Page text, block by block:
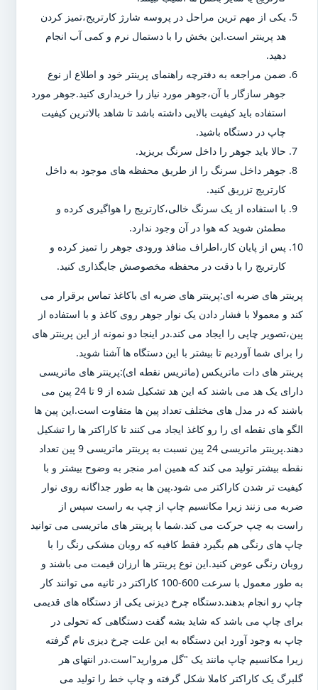
یکی از مهم ترین مراحل در پروسه شارژ کارتریج،تمیز کردن
هد پرینتر است.این بخش را با دستمال نرم و کمی آب انجام
دهید.
ضمن مراجعه به دفترچه راهنمای پرینتر خود و اطلاع از نوع
جوهر سازگار با آن،جوهر مورد نیاز را خریداری کنید.جوهر مورد
استفاده باید کیفیت بالایی داشته باشد تا شاهد بالاترین کیفیت
چاپ در دستگاه باشید.
حالا باید جوهر را داخل سرنگ بریزید.
جوهر داخل سرنگ را از طریق محفظه های موجود به داخل
کارتریج تزریق کنید.
با استفاده از یک سرنگ خالی،کارتریج را هواگیری کرده و
مطمئن شوید که هوا در آن وجود ندارد.
پس از پایان کار،اطراف منافذ ورودی جوهر را تمیز کرده و
کارتریج را با دقت در محفظه مخصوصش جایگذاری کنید.
پرینتر های ضربه ای:پرینتر های ضربه ای باکاغذ تماس برقرار می
کند و معمولا با فشار دادن یک نوار جوهر روی کاغذ و با استفاده از
پین،تصویر چاپی را ایجاد می کند.در اینجا دو نمونه از این پرینتر های
را برای شما آوردیم تا بیشتر با این دستگاه ها آشنا شوید.
پرینتر های دات ماتریکس (ماتریس نقطه ای):پرینتر های ماتریسی
دارای یک هد می باشند که این هد تشکیل شده از 9 تا 24 پین می
باشند که در مدل های مختلف تعداد پین ها متفاوت است.این پین ها
الگو های نقطه ای را رو کاغذ ایجاد می کنند تا کاراکتر ها را تشکیل
دهند.پرینتر ماتریسی 24 پین نسبت به پرینتر ماتریسی 9 پین تعداد
نقطه بیشتر تولید می کند که همین امر منجر به وضوح بیشتر و با
کیفیت تر شدن کاراکتر می شود.پین ها به طور جداگانه روی نوار
ضربه می زنند زیرا مکانسیم چاپ از چپ به راست سپس از
راست به چپ حرکت می کند.شما با پرینتر های ماتریسی می توانید
چاپ های رنگی هم بگیرد فقط کافیه که روبان مشکی رنگ را با
روبان رنگی عوض کنید.این نوع پرینتر ها ارزان قیمت می باشند و
به طور معمول با سرعت 600-100 کاراکتر در ثانیه می توانند کار
چاپ رو انجام بدهند.دستگاه چرخ دیزنی یکی از دستگاه های قدیمی
برای چاپ می باشد که شاید بشه گفت دستگاهی که تحولی در
چاپ به وجود آورد این دستگاه به این علت چرخ دیزی نام گرفته
زیرا مکانسیم چاپ مانند یک "گل مروارید"است.در انتهای هر
گلبرگ یک کاراکتر کاملا شکل گرفته و چاپ خط را تولید می